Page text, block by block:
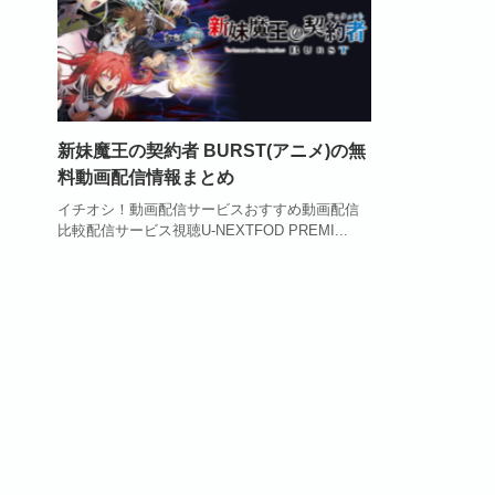
新妹魔王の契約者 BURST(アニメ)の無
料動画配信情報まとめ
イチオシ！動画配信サービスおすすめ動画配信
比較配信サービス視聴U-NEXTFOD PREMI...